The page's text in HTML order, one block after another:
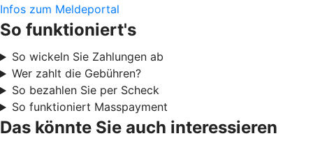
Infos zum Meldeportal
So funktioniert's
So wickeln Sie Zahlungen ab
Wer zahlt die Gebühren?
So bezahlen Sie per Scheck
So funktioniert Masspayment
Das könnte Sie auch interessieren